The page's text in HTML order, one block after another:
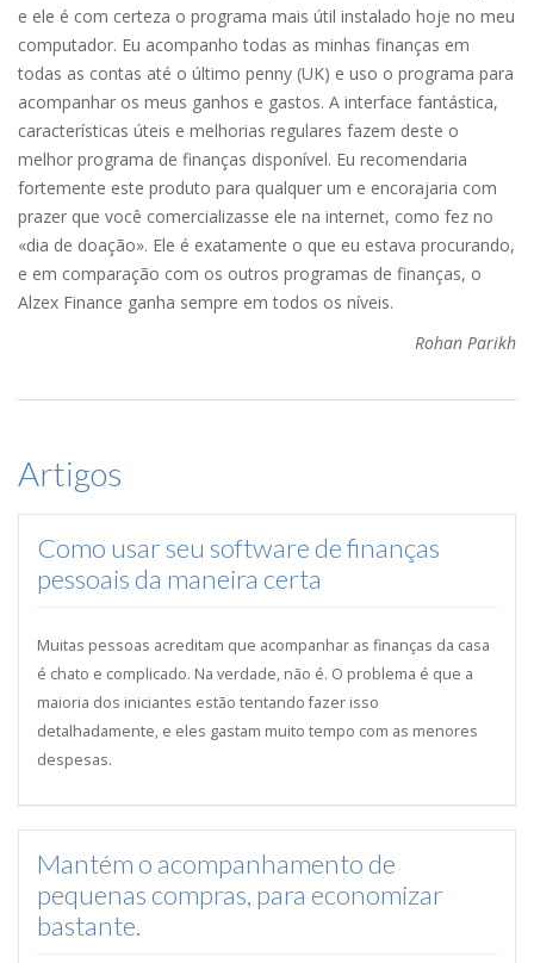
e ele é com certeza o programa mais útil instalado hoje no meu
computador. Eu acompanho todas as minhas finanças em
todas as contas até o último penny (UK) e uso o programa para
acompanhar os meus ganhos e gastos. A interface fantástica,
características úteis e melhorias regulares fazem deste o
melhor programa de finanças disponível. Eu recomendaria
fortemente este produto para qualquer um e encorajaria com
prazer que você comercializasse ele na internet, como fez no
«dia de doação». Ele é exatamente o que eu estava procurando,
e em comparação com os outros programas de finanças, o
Alzex Finance ganha sempre em todos os níveis.
Rohan Parikh
Artigos
Como usar seu software de finanças
pessoais da maneira certa
Muitas pessoas acreditam que acompanhar as finanças da casa
é chato e complicado. Na verdade, não é. O problema é que a
maioria dos iniciantes estão tentando fazer isso
detalhadamente, e eles gastam muito tempo com as menores
despesas.
Mantém o acompanhamento de
pequenas compras, para economizar
bastante.